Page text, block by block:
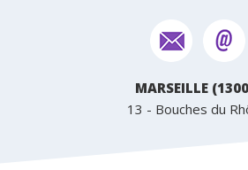
MARSEILLE
13 - Bouches du